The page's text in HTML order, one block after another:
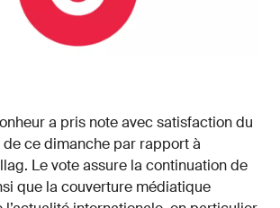
a pris note avec satisfaction du
ce dimanche par rapport à
Le vote assure la continuation de
que la couverture médiatique